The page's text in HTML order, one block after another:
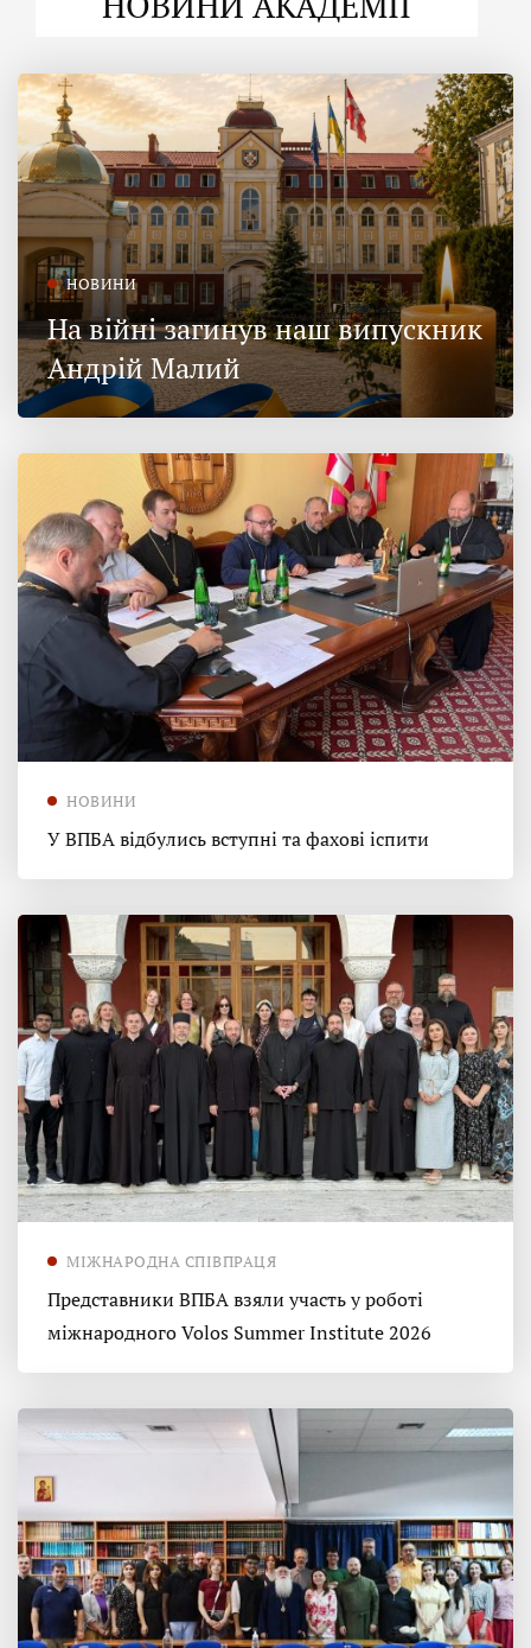
НОВИНИ
На війні загинув наш випускник
Андрій Малий
НОВИНИ
У ВПБА відбулись вступні та фахові іспити
МІЖНАРОДНА СПІВПРАЦЯ
Представники ВПБА взяли участь у роботі
міжнародного Volos Summer Institute 2026